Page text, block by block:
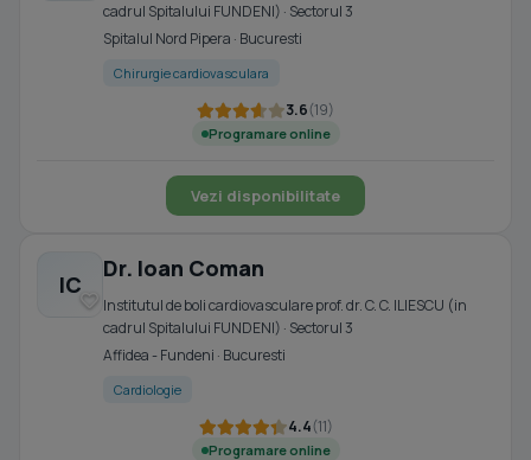
cadrul Spitalului FUNDENI) · Sectorul 3
Spitalul Nord Pipera · Bucuresti
Chirurgie cardiovasculara
3.6(19)
Programare online
Vezi disponibilitate
IC
Dr. Ioan Coman
Institutul de boli cardiovasculare prof. dr. C. C. ILIESCU (in
cadrul Spitalului FUNDENI) · Sectorul 3
Affidea - Fundeni · Bucuresti
Cardiologie
4.4(11)
Programare online